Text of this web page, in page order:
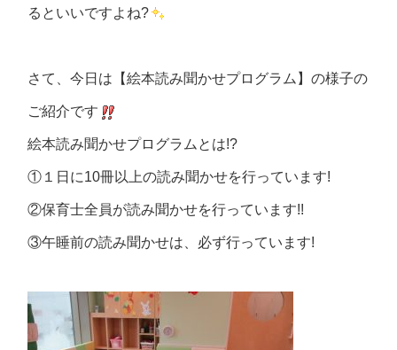
るといいですよね?
さて、今日は【絵本読み聞かせプログラム】の様子の
ご紹介です
絵本読み聞かせプログラムとは!?
①１日に10冊以上の読み聞かせを行っています!
②保育士全員が読み聞かせを行っています!!
③午睡前の読み聞かせは、必ず行っています!